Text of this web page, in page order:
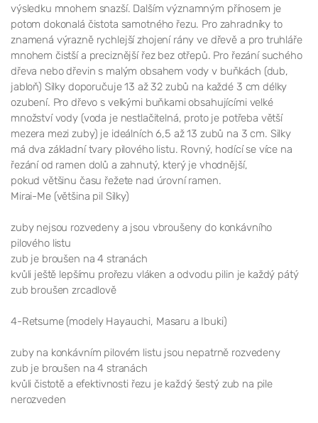
výsledku mnohem snazší. Dalším významným přínosem je
potom dokonalá čistota samotného řezu. Pro zahradníky to
znamená výrazně rychlejší zhojení rány ve dřevě a pro truhláře
mnohem čistší a preciznější řez bez otřepů. Pro řezání suchého
dřeva nebo dřevin s malým obsahem vody v buňkách (dub,
jabloň) Silky doporučuje 13 až 32 zubů na každé 3 cm délky
ozubení. Pro dřevo s velkými buňkami obsahujícími velké
množství vody (voda je nestlačitelná, proto je potřeba větší
mezera mezi zuby) je ideálních 6,5 až 13 zubů na 3 cm. Silky
má dva základní tvary pilového listu. Rovný, hodící se více na
řezání od ramen dolů a zahnutý, který je vhodnější,
pokud většinu času řežete nad úrovní ramen.
Mirai-Me (většina pil Silky)
zuby nejsou rozvedeny a jsou vbroušeny do konkávního
pilového listu
zub je broušen na 4 stranách
kvůli ještě lepšímu prořezu vláken a odvodu pilin je každý pátý
zub broušen zrcadlově
4-Retsume (modely Hayauchi, Masaru a Ibuki)
zuby na konkávním pilovém listu jsou nepatrně rozvedeny
zub je broušen na 4 stranách
kvůli čistotě a efektivnosti řezu je každý šestý zub na pile
nerozveden